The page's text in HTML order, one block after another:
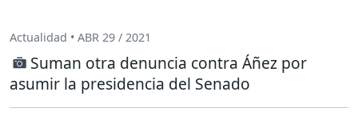
Actualidad • ABR 29 / 2021
Suman otra denuncia contra Áñez por
asumir la presidencia del Senado